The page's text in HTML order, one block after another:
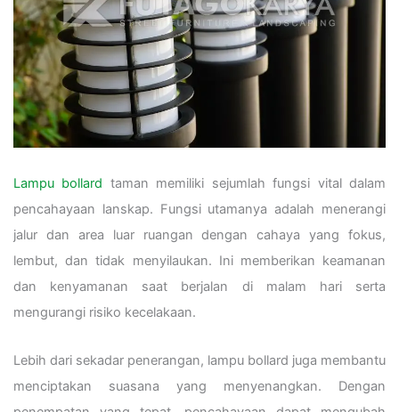
Lampu bollard taman memiliki sejumlah fungsi vital dalam
pencahayaan lanskap. Fungsi utamanya adalah menerangi
jalur dan area luar ruangan dengan cahaya yang fokus,
lembut, dan tidak menyilaukan. Ini memberikan keamanan
dan kenyamanan saat berjalan di malam hari serta
mengurangi risiko kecelakaan.
Lebih dari sekadar penerangan, lampu bollard juga membantu
menciptakan suasana yang menyenangkan. Dengan